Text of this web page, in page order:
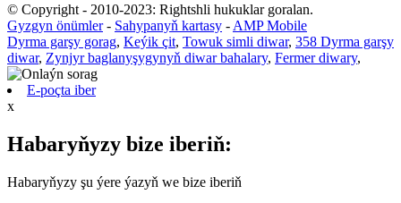
© Copyright - 2010-2023: Rightshli hukuklar goralan.
Gyzgyn önümler- Sahypanyň kartasy - AMP Mobile
Dyrma garşy gorag, Keýik çit, Towuk simli diwar, 358 Dyrma garşy
diwar, Zynjyr baglanyşygynyň diwar bahalary, Fermer diwary,
E-poçta iber
x
Habaryňyzy bize iberiň:
Habaryňyzy şu ýere ýazyň we bize iberiň